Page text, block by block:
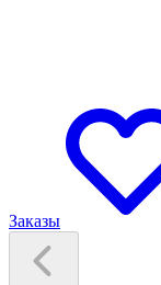
Заказы